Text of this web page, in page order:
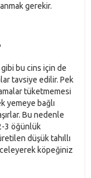
gerekir.
bu cins için de
tavsiye edilir. Pek
tüketmemesi
yemeye bağlı
Bu nedenle
3 öğünlük
düşük tahıllı
köpeğiniz